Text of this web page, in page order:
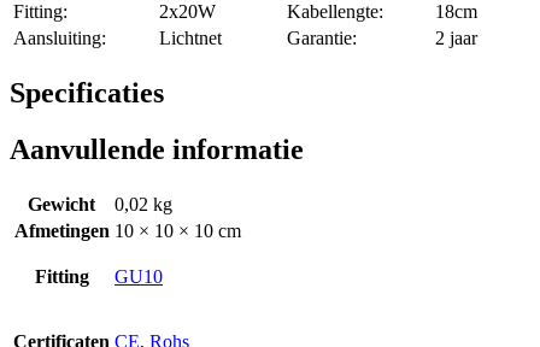
Fitting: 2x20W Kabellengte:
18cm
Aansluiting:
Lichtnet Garantie: 2 jaar
Specificaties
Aanvullende informatie
Gewicht
0,02 kg
Afmetingen 10 × 10 × 10 cm
Fitting GU10
Certificaten CE, Rohs